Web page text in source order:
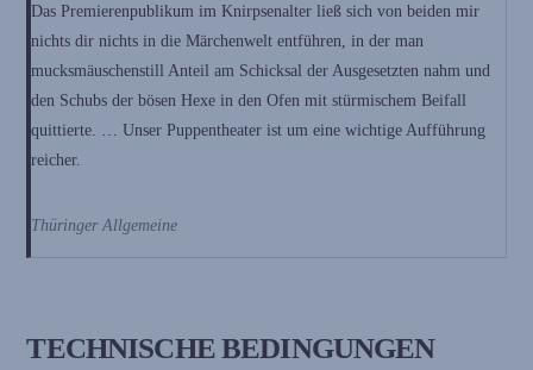
Das Premierenpublikum im Knirpsenalter ließ sich von beiden mir
nichts dir nichts in die Märchenwelt entführen, in der man
mucksmäuschenstill Anteil am Schicksal der Ausgesetzten nahm und
den Schubs der bösen Hexe in den Ofen mit stürmischem Beifall
quittierte. … Unser Puppentheater ist um eine wichtige Aufführung
reicher.
Thüringer Allgemeine
TECHNISCHE BEDINGUNGEN